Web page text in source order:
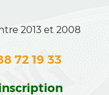
2013 et 2008
72 19 33